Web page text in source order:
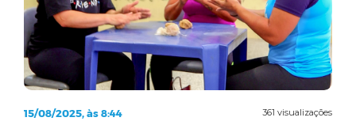
361 visualizações
15/08/2025, às 8:44